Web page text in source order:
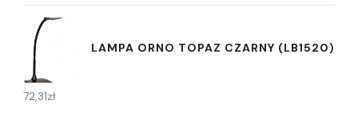
LAMPA ORNO TOPAZ CZARNY (LB1520)
72,31zł